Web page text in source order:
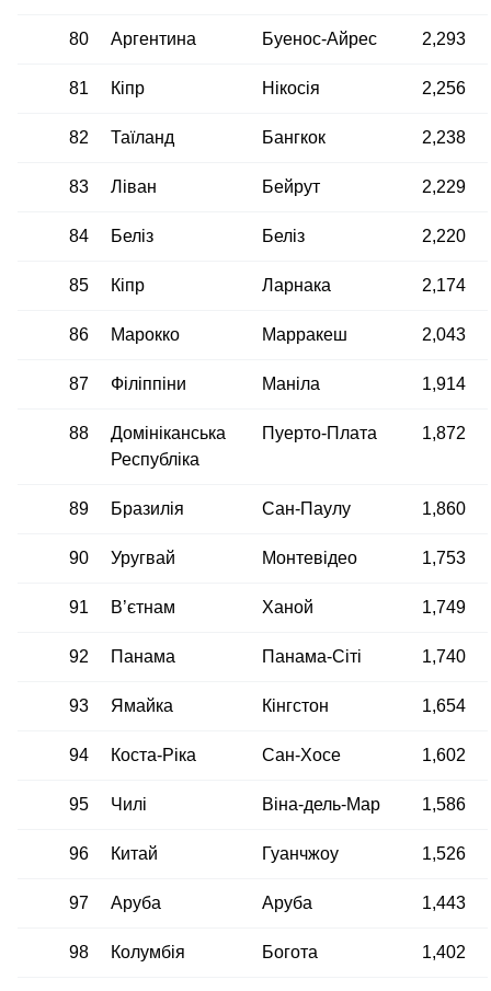
80 Аргентина Буенос-Айрес 2,293
81 Кіпр Нікосія 2,256
82 Таїланд Бангкок 2,238
83 Ліван Бейрут 2,229
84 Беліз Беліз 2,220
85 Кіпр Ларнака 2,174
86 Марокко Марракеш 2,043
87 Філіппіни Маніла 1,914
88
Домініканська
Республіка
Пуерто-Плата 1,872
89 Бразилія Сан-Паулу 1,860
90 Уругвай Монтевідео 1,753
91 В’єтнам Ханой 1,749
92 Панама Панама-Сіті 1,740
93 Ямайка Кінгстон 1,654
94 Коста-Ріка Сан-Хосе 1,602
95 Чилі Віна-дель-Мар 1,586
96 Китай Гуанчжоу 1,526
97 Аруба Аруба 1,443
98 Колумбія Богота 1,402